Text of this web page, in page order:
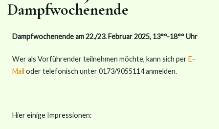
Dampfwochenende
Dampfwochenende am 22./23. Februar 2025, 13°°-18°° Uhr
Wer als Vorführender teilnehmen möchte, kann sich perE-
Mail oder telefonisch unter 0173/9055114 anmelden.
Hier einige Impressionen: